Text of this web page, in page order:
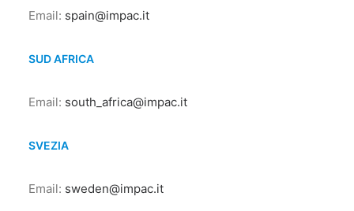
Email: spain@impac.it
SUD AFRICA
Email: south_africa@impac.it
SVEZIA
Email: sweden@impac.it